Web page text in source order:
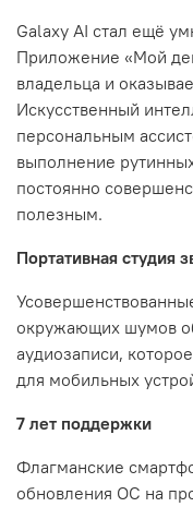
Galaxy AI стал ещё
Приложение «Мой
владельца и
Искусственный
персональным
выполнение
постоянно
полезным.
Портативная студия
окружающих шумов
аудиозаписи,
для мобильных
7 лет поддержки
Флагманские
обновления ОС на